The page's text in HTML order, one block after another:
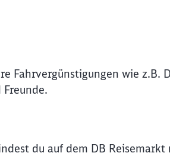
wie z.B.
du auf dem DB